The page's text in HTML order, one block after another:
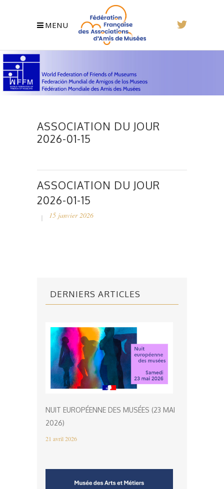
MENU
ASSOCIATION DU JOUR
2026-01-15
ASSOCIATION DU JOUR
2026-01-15
15 janvier 2026
DERNIERS ARTICLES
NUIT EUROPÉENNE DES MUSÉES (23 MAI
2026)
21 avril 2026